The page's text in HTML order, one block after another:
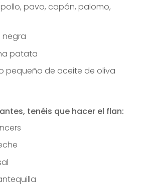
pavo, capón, palomo,
negra
patata
pequeño de aceite de oliva
tenéis que hacer el flan: